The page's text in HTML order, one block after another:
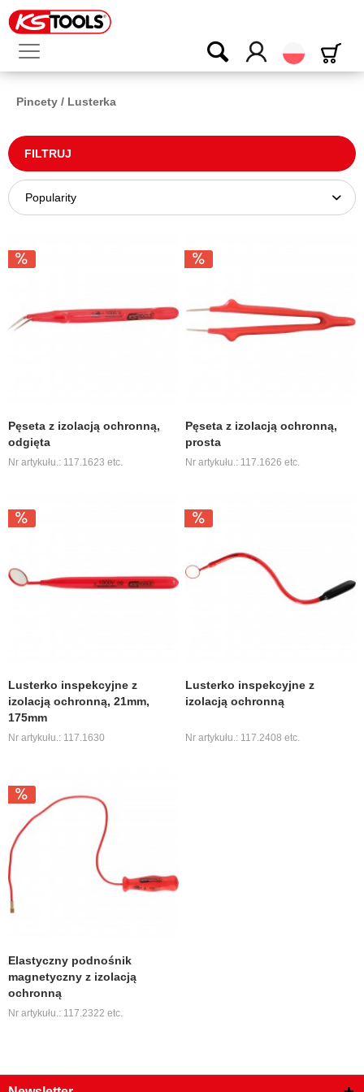
Polski
Pincety / Lusterka
FILTRUJ
Pęseta z izolacją ochronną,
odgięta
Nr artykułu.: 117.1623 etc.
Pęseta z izolacją ochronną,
prosta
Nr artykułu.: 117.1626 etc.
Lusterko inspekcyjne z
izolacją ochronną, 21mm,
175mm
Nr artykułu.: 117.1630
Lusterko inspekcyjne z
izolacją ochronną
Nr artykułu.: 117.2408 etc.
Elastyczny podnośnik
magnetyczny z izolacją
ochronną
Nr artykułu.: 117.2322 etc.